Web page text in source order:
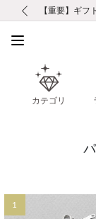
【重要】
【重要】ギフ
【重
税込新規
新規
会員限
【重要】
カテゴリ
1